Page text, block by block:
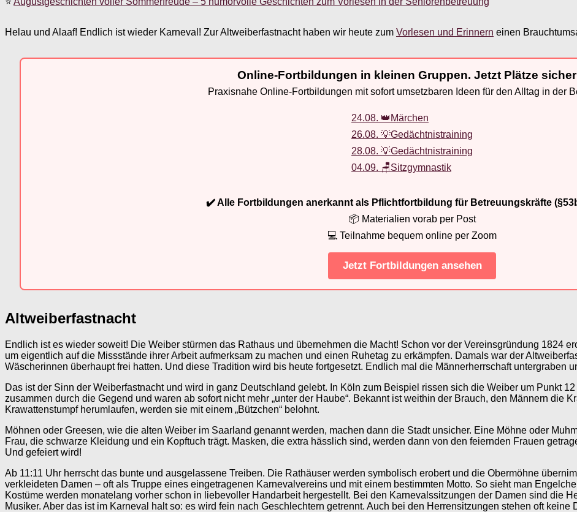
Helau und Alaaf! Endlich ist wieder Karneval! Zur Altweiberfastnacht haben wir heute zum Vorlesen und Erinnern einen
Online-Fortbildungen in kleinen Gruppen. Jetzt Plätze
Praxisnahe Online-Fortbildungen mit sofort umsetzbaren Ideen für den Alltag in der
24.08. 👑Märchen
26.08. 💡Gedächtnistraining
28.08. 💡Gedächtnistraining
04.09. 🪑Sitzgymnastik
✔️ Alle Fortbildungen anerkannt als Pflichtfortbildung für Betreuungskräfte
📦 Materialien vorab per Post
💻 Teilnahme bequem online per Zoom
Jetzt Fortbildungen ansehen
Altweiberfastnacht
Endlich ist es wieder soweit! Die Weiber stürmen das Rathaus und übernehmen die Macht! Schon vor der Vereinsgründung 1824
um eigentlich auf die Missstände ihrer Arbeit aufmerksam zu machen und einen Ruhetag zu erkämpfen. Damals war der
Wäscherinnen überhaupt frei hatten. Und diese Tradition wird bis heute fortgesetzt. Endlich mal die Männerherrschaft untergraben
Das ist der Sinn der Weiberfastnacht und wird in ganz Deutschland gelebt. In Köln zum Beispiel rissen sich die Weiber um Punkt
zusammen durch die Gegend und waren ab sofort nicht mehr „unter der Haube“. Bekannt ist weithin der Brauch, den Männern die
Krawattenstumpf herumlaufen, werden sie mit einem „Bützchen“ belohnt.
Möhnen oder Greesen, wie die alten Weiber im Saarland genannt werden, machen dann die Stadt unsicher. Eine Möhne oder
Frau, die schwarze Kleidung und ein Kopftuch trägt. Masken, die extra hässlich sind, werden dann von den feiernden Frauen
Und gefeiert wird!
Ab 11:11 Uhr herrscht das bunte und ausgelassene Treiben. Die Rathäuser werden symbolisch erobert und die Obermöhne
verkleideten Damen – oft als Truppe eines eingetragenen Karnevalvereins und mit einem bestimmten Motto. So sieht man
Kostüme werden monatelang vorher schon in liebevoller Handarbeit hergestellt. Bei den Karnevalssitzungen der Damen sind die
Musiker. Aber das ist im Karneval halt so: es wird fein nach Geschlechtern getrennt. Auch bei den Herrensitzungen stehen oft keine